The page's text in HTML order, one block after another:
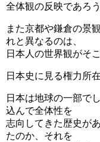
全体観の反映であろう
また京都や鎌倉の景
れと異なるのは、
日本人の世界観がそ
日本史に見る権力所
日本は地球の一部で
込んで全体性を
志向してきた歴史が
たのか、それを